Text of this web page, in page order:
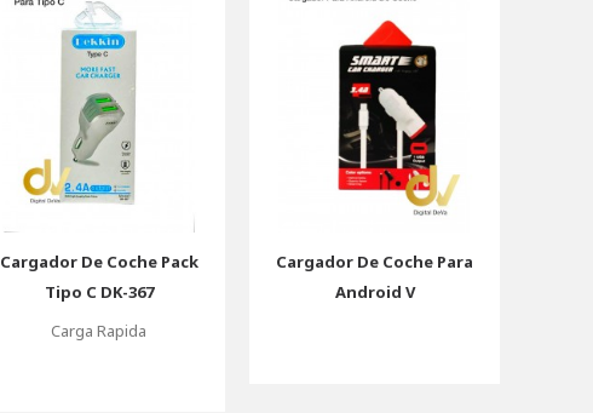
Cargador De Coche Pack
Tipo C DK-367
Carga Rapida
Cargador De Coche Para
Android V